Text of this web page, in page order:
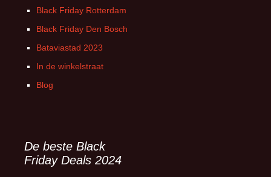
Black Friday Rotterdam
Black Friday Den Bosch
Bataviastad 2023
In de winkelstraat
Blog
De beste Black
Friday Deals 2024